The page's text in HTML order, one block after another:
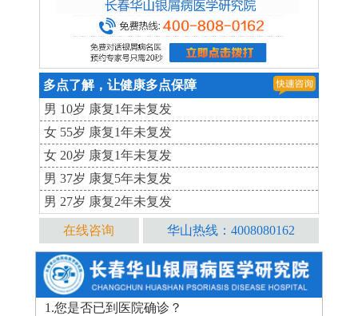
多点了解，让健康多点保障
男 10岁 康复1年未复发
女 55岁 康复1年未复发
女 20岁 康复1年未复发
男 37岁 康复5年未复发
男 27岁 康复2年未复发
在线咨询 华山热线：4008080162
1.您是否已到医院确诊？